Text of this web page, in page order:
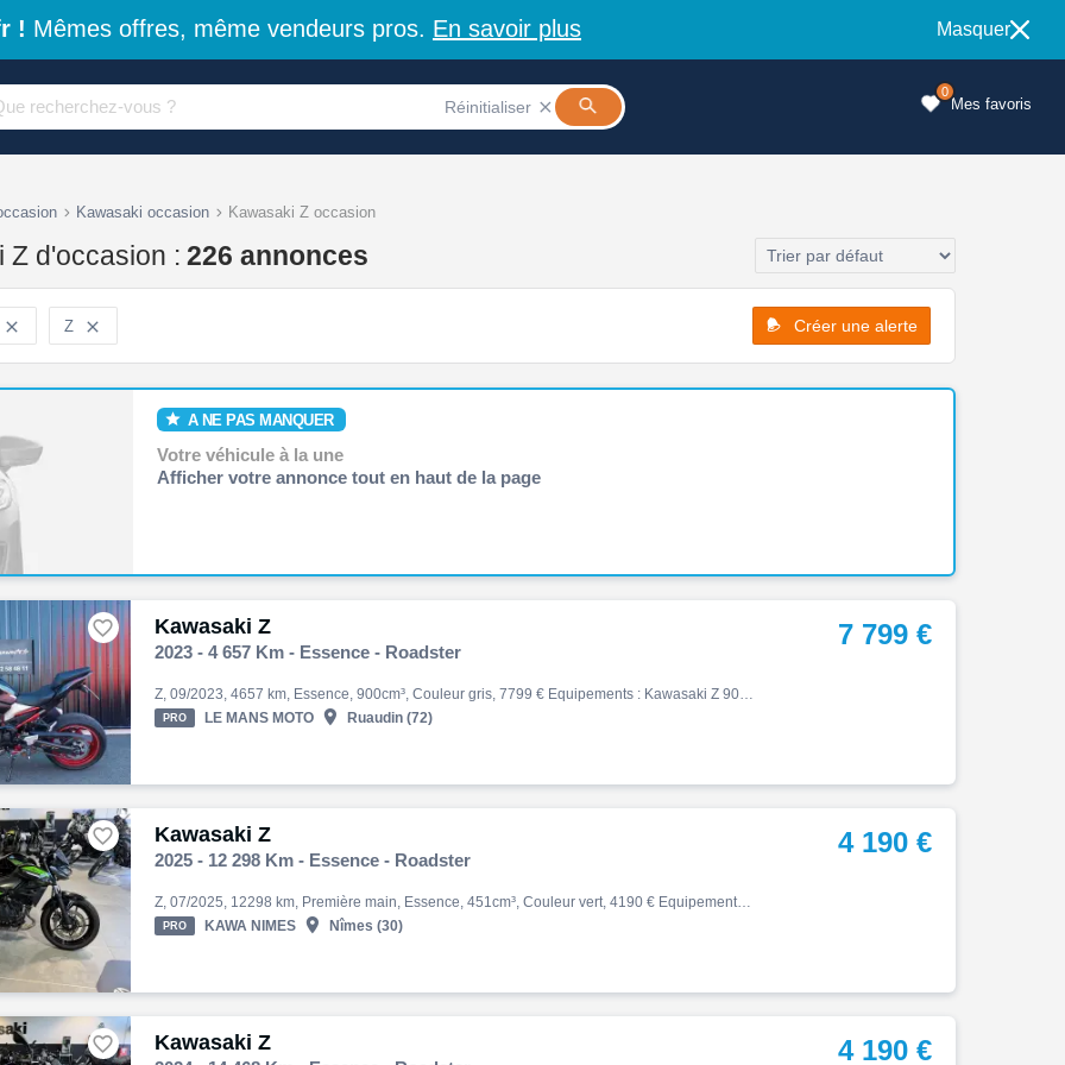
! Mêmes offres, même vendeurs pros. En savoir plus Masquer
Réinitialiser  Mes favoris
0
Kawasaki occasion Kawasaki Z occasion
Z d'occasion : 226 annonces
 Z  Créer une alerte
A NE PAS MANQUER
Votre véhicule à la une
Afficher votre annonce tout en haut de la page
Kawasaki Z

2023 - 4 657 Km - Essence - Roadster
Z, 09/2023, 4657 km, Essence, 900cm³, Couleur gris, 7799 € Equipements : Kawasaki Z 900 A2 gris mise en circulation le 26/09/2026. Entretien à jour pas de frais à prévoir. Factures et doubles des clés en notre possession. En équipement: support de plaque court. Pour plus de rens…
PRO LE MANS MOTO  Ruaudin (72)
7 799 €
Kawasaki Z

2025 - 12 298 Km - Essence - Roadster
Z, 07/2025, 12298 km, Première main, Essence, 451cm³, Couleur vert, 4190 € Equipements : Kawasaki Nîmes vous propose cette Kawasaki Z500, mise en circulation le 25/07/2024, affichant 12 298 km. Cette Z500 est en excellent état et bénéficie de la garantie constructeur jusqu'au 24…
PRO KAWA NIMES  Nîmes (30)
4 190 €
Kawasaki Z
 4 190 €